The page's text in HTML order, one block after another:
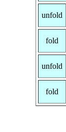
unfold
fold
unfold
fold